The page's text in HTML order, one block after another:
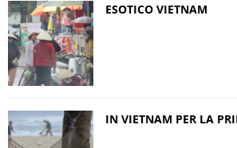
ESOTICO VIETNAM
IN VIETNAM PER LA